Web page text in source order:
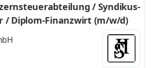
/ Syndikus-
/ Diplom-Finanzwirt (m/w/d)